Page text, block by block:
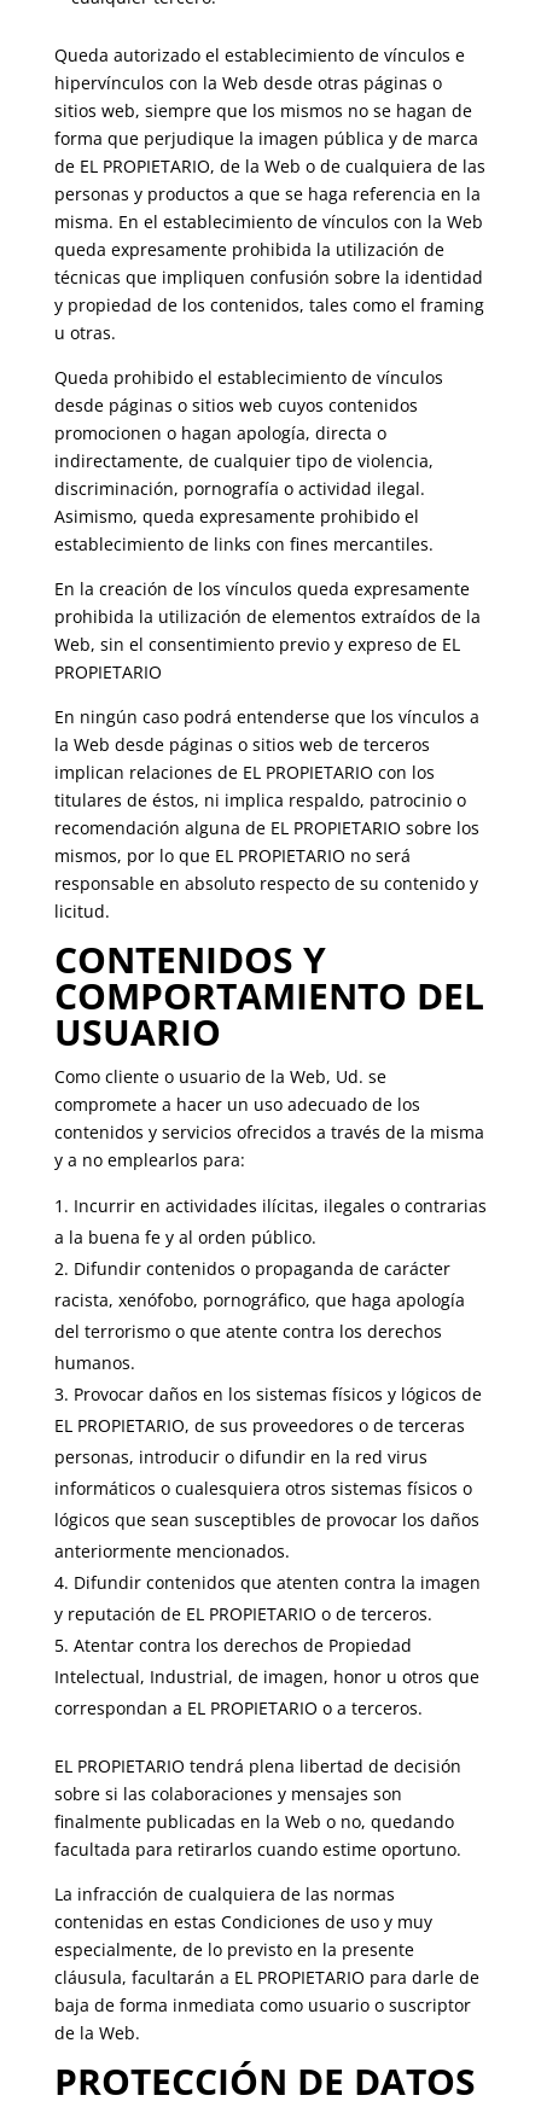
Queda autorizado el establecimiento de vínculos e
hipervínculos con la Web desde otras páginas o
sitios web, siempre que los mismos no se hagan de
forma que perjudique la imagen pública y de marca
de EL PROPIETARIO, de la Web o de cualquiera de las
personas y productos a que se haga referencia en la
misma. En el establecimiento de vínculos con la Web
queda expresamente prohibida la utilización de
técnicas que impliquen confusión sobre la identidad
y propiedad de los contenidos, tales como el framing
u otras.
Queda prohibido el establecimiento de vínculos
desde páginas o sitios web cuyos contenidos
promocionen o hagan apología, directa o
indirectamente, de cualquier tipo de violencia,
discriminación, pornografía o actividad ilegal.
Asimismo, queda expresamente prohibido el
establecimiento de links con fines mercantiles.
En la creación de los vínculos queda expresamente
prohibida la utilización de elementos extraídos de la
Web, sin el consentimiento previo y expreso de EL
PROPIETARIO
En ningún caso podrá entenderse que los vínculos a
la Web desde páginas o sitios web de terceros
implican relaciones de EL PROPIETARIO con los
titulares de éstos, ni implica respaldo, patrocinio o
recomendación alguna de EL PROPIETARIO sobre los
mismos, por lo que EL PROPIETARIO no será
responsable en absoluto respecto de su contenido y
licitud.
CONTENIDOS Y
COMPORTAMIENTO DEL
USUARIO
Como cliente o usuario de la Web, Ud. se
compromete a hacer un uso adecuado de los
contenidos y servicios ofrecidos a través de la misma
y a no emplearlos para:
Incurrir en actividades ilícitas, ilegales o contrarias
a la buena fe y al orden público.
Difundir contenidos o propaganda de carácter
racista, xenófobo, pornográfico, que haga apología
del terrorismo o que atente contra los derechos
humanos.
Provocar daños en los sistemas físicos y lógicos de
EL PROPIETARIO, de sus proveedores o de terceras
personas, introducir o difundir en la red virus
informáticos o cualesquiera otros sistemas físicos o
lógicos que sean susceptibles de provocar los daños
anteriormente mencionados.
Difundir contenidos que atenten contra la imagen
y reputación de EL PROPIETARIO o de terceros.
Atentar contra los derechos de Propiedad
Intelectual, Industrial, de imagen, honor u otros que
correspondan a EL PROPIETARIO o a terceros.
EL PROPIETARIO tendrá plena libertad de decisión
sobre si las colaboraciones y mensajes son
finalmente publicadas en la Web o no, quedando
facultada para retirarlos cuando estime oportuno.
La infracción de cualquiera de las normas
contenidas en estas Condiciones de uso y muy
especialmente, de lo previsto en la presente
cláusula, facultarán a EL PROPIETARIO para darle de
baja de forma inmediata como usuario o suscriptor
de la Web.
PROTECCIÓN DE DATOS